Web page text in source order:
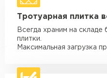
Машина - 1,5 тн до 20 м3
макс. длина груза 4 м
Машина - 3,5 тн до 30
макс. длина груза 6 м
макс. длина груза 6 м
Тротуарная плитка
Всегда храним на
плитки.
Максимальная загрузка